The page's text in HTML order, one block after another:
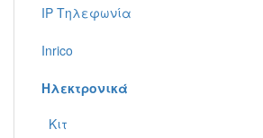
IP Τηλεφωνία
Inrico
Ηλεκτρονικά
Κιτ